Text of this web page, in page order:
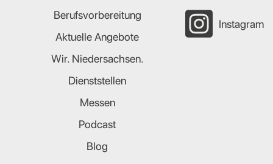
Berufsvorbereitung
Aktuelle Angebote
Wir. Niedersachsen.
Dienststellen
Messen
Podcast
Blog
Instagram